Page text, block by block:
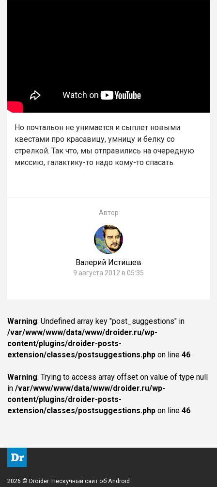
Но почтальон не унимается и сыплет новыми
квестами про красавицу, умницу и белку со
стрелкой. Так что, мы отправились на очередную
миссию, галактику-то надо кому-то спасать.
Автор
Валерий Истишев
9 августа 2012 в 05:35
Warning: Undefined array key "post_suggestions" in
/var/www/www/data/www/droider.ru/wp-
content/plugins/droider-posts-
extension/classes/postsuggestions.php on line 46
Warning: Trying to access array offset on value of type null
in /var/www/www/data/www/droider.ru/wp-
content/plugins/droider-posts-
extension/classes/postsuggestions.php on line 46
2026 © Droider. Нескучный сайт об Android